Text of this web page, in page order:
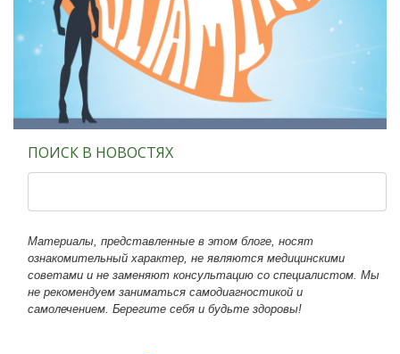
ПОИСК В НОВОСТЯХ
Материалы, представленные в этом блоге, носят
ознакомительный характер, не являются медицинскими
советами и не заменяют консультацию со специалистом. Мы
не рекомендуем заниматься самодиагностикой и
самолечением. Берегите себя и будьте здоровы!